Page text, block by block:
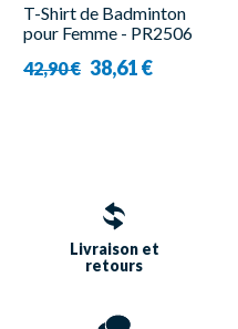
T-Shirt de Badminton
pour Femme - PR2506
42,90 € 38,61 €
Livraison et
retours